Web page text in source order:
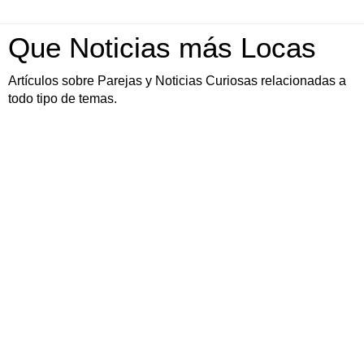
Que Noticias más Locas
Artículos sobre Parejas y Noticias Curiosas relacionadas a
todo tipo de temas.